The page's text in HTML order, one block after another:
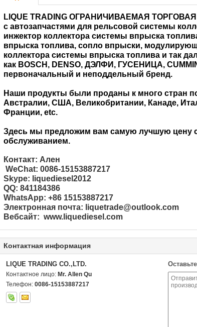
LIQUE TRADING ОГРАНИЧИВАЕМАЯ
с автозапчастями для рельсовой системы
инжектор коллектора системы впрыска
впрыска топлива, сопло впрыски,
коллектора системы впрыска топлива и так
как BOSCH, DENSO, ДЭЛФИ, ГУСЕНИЦА,
первоначальный и неподдельный бренд.
Наши продукты были проданы к много стран
Австралии, США, Великобритании, Канаде,
Франции, etc.
Здесь мы предложим вам самую лучшую цену
обслуживанием.
Контакт: Ален
WeChat: 0086-15153887217
Skype: liquediesel2012
QQ: 841184386
WhatsApp: +86 15153887217
Электронная почта: liquetrade@outlook.com
Вебсайт: www.liquediesel.com
Контактная информация
LIQUE TRADING CO.,LTD.
Контактное лицо: Mr. Allen Qu
Телефон: 0086-15153887217